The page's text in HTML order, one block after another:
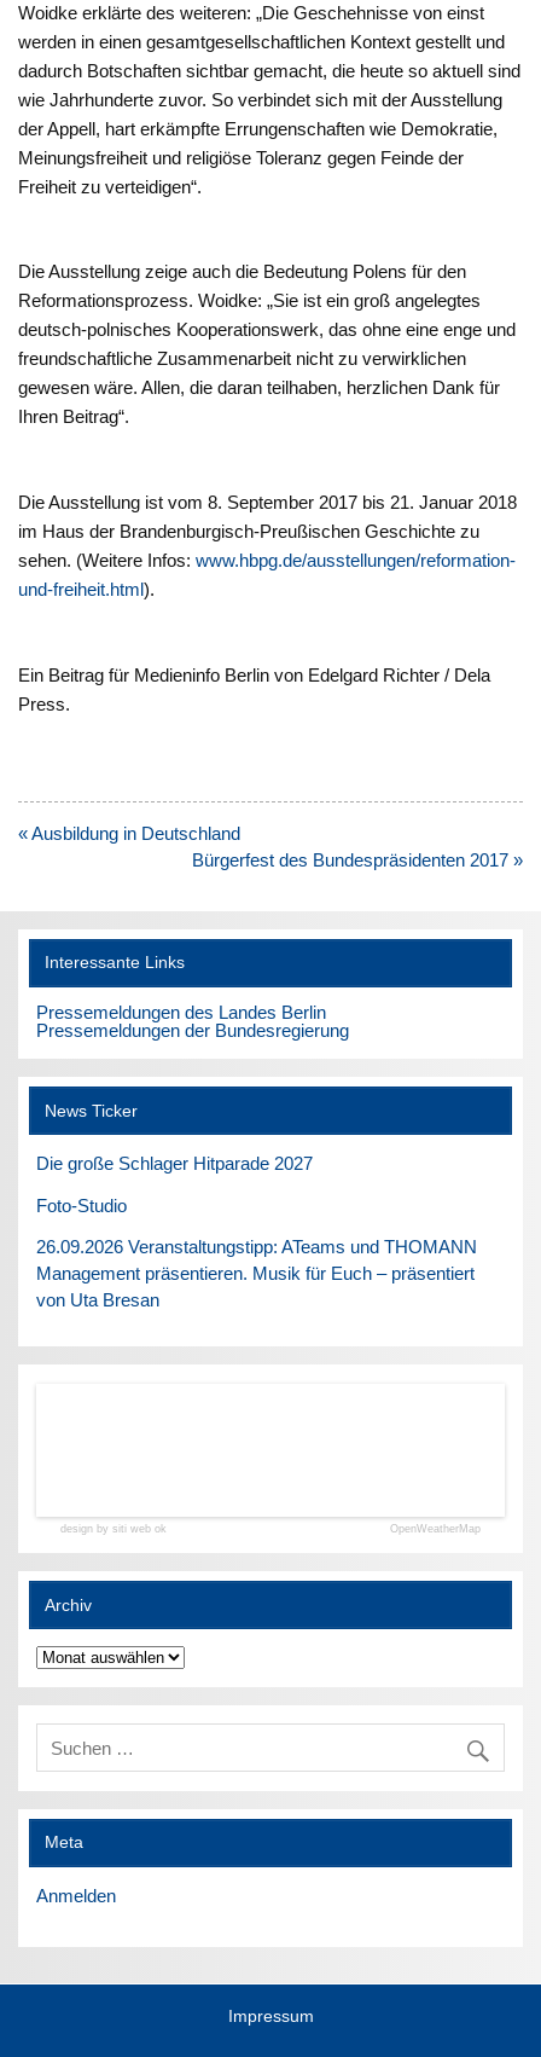
Woidke erklärte des weiteren: „Die Geschehnisse von einst
werden in einen gesamtgesellschaftlichen Kontext gestellt und
dadurch Botschaften sichtbar gemacht, die heute so aktuell sind
wie Jahrhunderte zuvor. So verbindet sich mit der Ausstellung
der Appell, hart erkämpfte Errungenschaften wie Demokratie,
Meinungsfreiheit und religiöse Toleranz gegen Feinde der
Freiheit zu verteidigen“.
Die Ausstellung zeige auch die Bedeutung Polens für den
Reformationsprozess. Woidke: „Sie ist ein groß angelegtes
deutsch-polnisches Kooperationswerk, das ohne eine enge und
freundschaftliche Zusammenarbeit nicht zu verwirklichen
gewesen wäre. Allen, die daran teilhaben, herzlichen Dank für
Ihren Beitrag“.
Die Ausstellung ist vom 8. September 2017 bis 21. Januar 2018
im Haus der Brandenburgisch-Preußischen Geschichte zu
sehen. (Weitere Infos:www.hbpg.de/ausstellungen/reformation-
und-freiheit.html).
Ein Beitrag für Medieninfo Berlin von Edelgard Richter / Dela
Press.
Beitragsnavigation
« Ausbildung in Deutschland
Bürgerfest des Bundespräsidenten 2017 »
Interessante Links
Pressemeldungen des Landes Berlin
Pressemeldungen der Bundesregierung
News Ticker
Die große Schlager Hitparade 2027
Foto-Studio
26.09.2026 Veranstaltungstipp: ATeams und THOMANN
Management präsentieren. Musik für Euch – präsentiert
von Uta Bresan
design by siti web ok OpenWeatherMap
Archiv
Archiv
Meta
Anmelden
Impressum